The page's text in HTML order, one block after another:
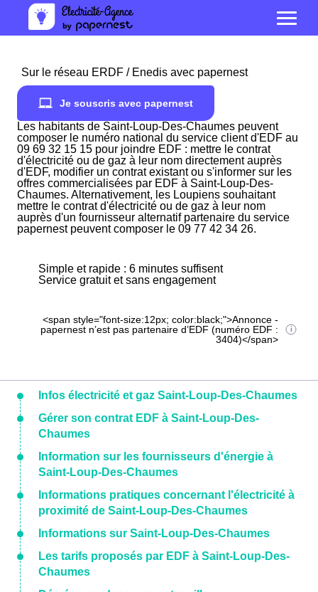
Sur le réseau ERDF / Enedis avec papernest
Je souscris avec papernest
Les habitants de Saint-Loup-Des-Chaumes peuvent
composer le numéro national du service client d'EDF au
09 69 32 15 15 pour joindre EDF : mettre le contrat
d'électricité ou de gaz à leur nom directement auprès
d'EDF, modifier un contrat existant ou s'informer sur les
offres commercialisées par EDF à Saint-Loup-Des-
Chaumes. Alternativement, les Loupiens souhaitant
mettre le contrat d'électricité ou de gaz à leur nom
auprès d'un fournisseur alternatif partenaire du service
papernest peuvent composer le 09 77 42 34 26.
Simple et rapide : 6 minutes suffisent
Service gratuit et sans engagement
<span style="font-size:12px; color:black;">Annonce -
papernest n’est pas partenaire d’EDF (numéro EDF :
3404)</span>
Infos électricité et gaz Saint-Loup-Des-Chaumes
Gérer son contrat EDF à Saint-Loup-Des-
Chaumes
Information sur les fournisseurs d'énergie à
Saint-Loup-Des-Chaumes
Informations pratiques concernant l'électricité à
proximité de Saint-Loup-Des-Chaumes
Informations sur Saint-Loup-Des-Chaumes
Les tarifs proposés par EDF à Saint-Loup-Des-
Chaumes